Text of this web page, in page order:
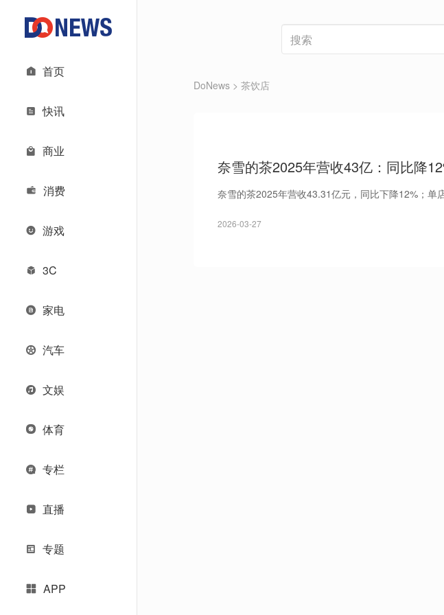
首页
快讯
商业
消费
游戏
3C
家电
汽车
文娱
体育
专栏
直播
专题
APP
DoNews > 茶饮店
奈雪的茶2025年营收43亿：同比降
奈雪的茶2025年营收43.31亿元，同比下降12%；单
2026-03-27